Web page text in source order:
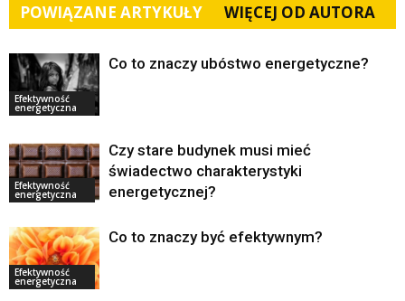
POWIĄZANE ARTYKUŁY WIĘCEJ OD AUTORA
Efektywność
energetyczna
Co to znaczy ubóstwo energetyczne?
Efektywność
energetyczna
Czy stare budynek musi mieć
świadectwo charakterystyki
energetycznej?
Efektywność
energetyczna
Co to znaczy być efektywnym?